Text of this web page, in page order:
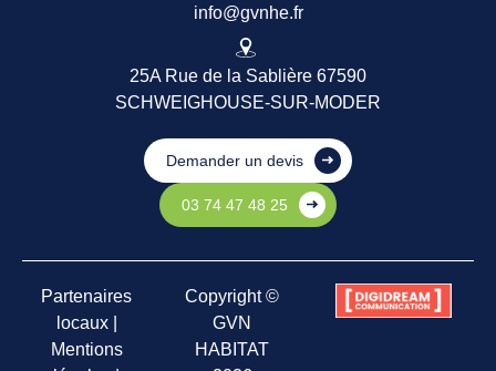
info@gvnhe.fr
25A Rue de la Sablière 67590
SCHWEIGHOUSE-SUR-MODER
Demander un devis
03 74 47 48 25
Partenaires
locaux|
Mentions
Copyright ©
GVN
HABITAT